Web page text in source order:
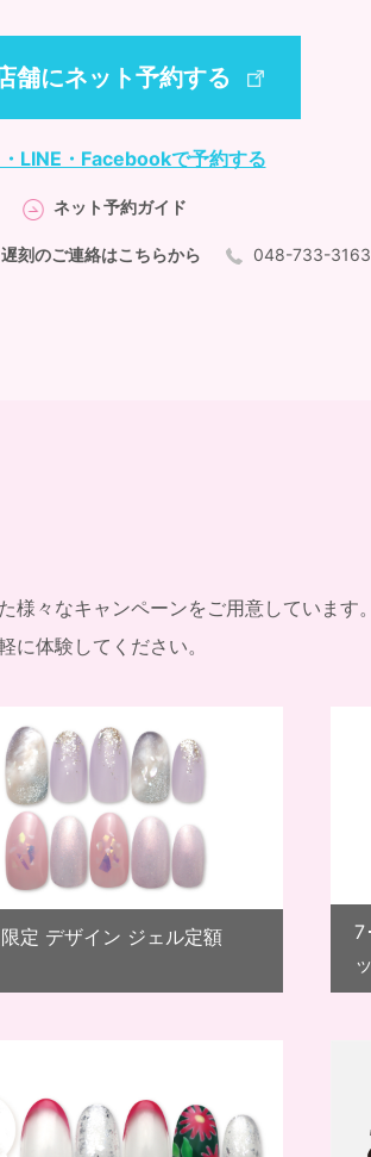
舗にネット予約する
LINE・Facebookで予約する
ネット予約ガイド
刻のご連絡はこちらから 048-733-
様々なキャンペーンをご用意しています
に体験してください。
定 デザイン ジェル定額
7